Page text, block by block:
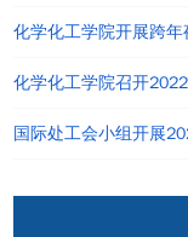
化学化工学院开展跨
化学化工学院召开
国际处工会小组开展